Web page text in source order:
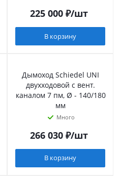
225 000₽/шт
В корзину
Дымоход Schiedel UNI
двухходовой с вент.
каналом 7 пм, Ø - 140/180
мм
Много
266 030₽/шт
В корзину